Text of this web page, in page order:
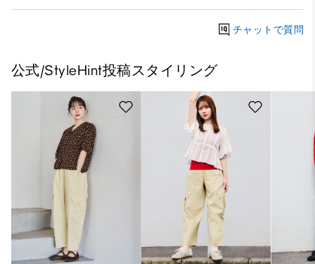
チャットで質問
公式/StyleHint投稿スタイリング